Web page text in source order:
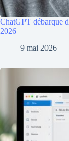
ChatGPT débarque
2026
9 mai 2026